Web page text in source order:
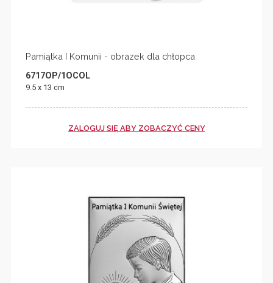
Pamiątka I Komunii - obrazek dla chłopca
6717OP/1OCOL
9.5 x 13 cm
ZALOGUJ SIĘ ABY ZOBACZYĆ CENY